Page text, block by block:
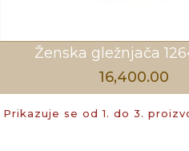
Ženska gležnjača
16,400.00
Prikazuje se od 1. do 3.